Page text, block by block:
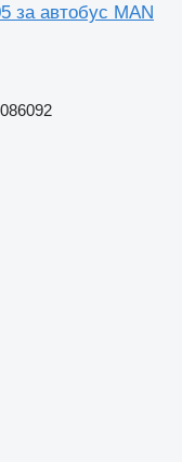
за автобус MAN